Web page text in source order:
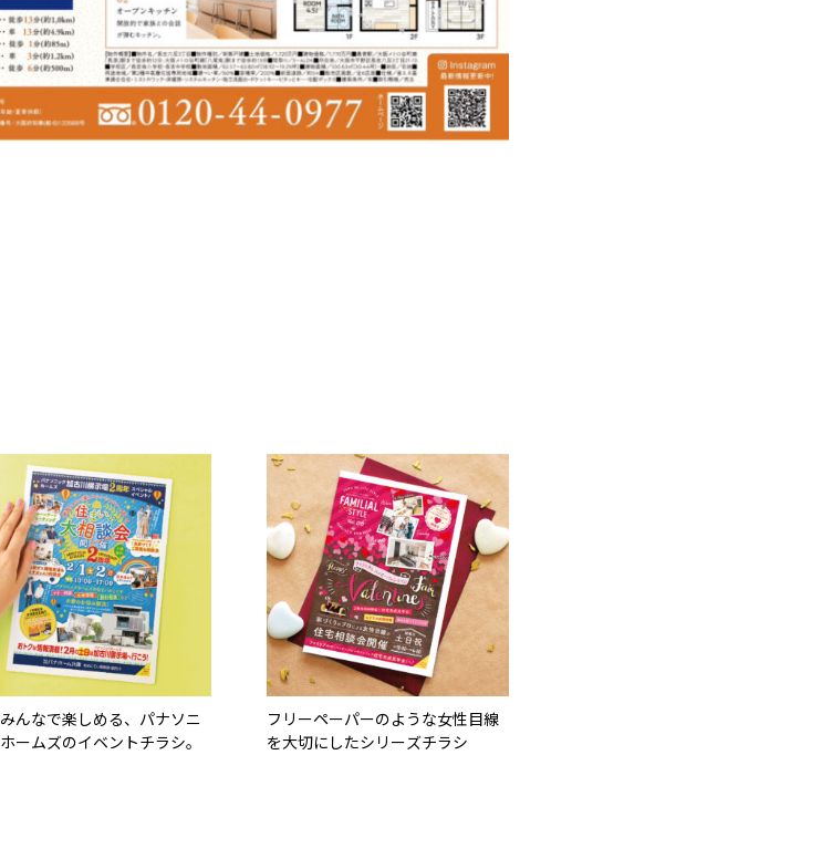
んなで楽しめる、パナソニ
ームズのイベントチラシ。
フリーペーパーのような女性目線
を大切にしたシリーズチラシ